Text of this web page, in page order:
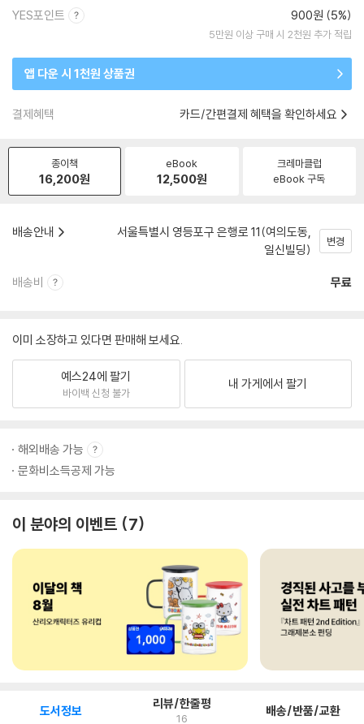
YES포인트 900원 (5%)
5만원 이상 구매 시 2천원 추가 적립
앱 다운 시 1천원 상품권
결제혜택 카드/간편결제 혜택을 확인하세요
종이책
16,200원
eBook
12,500원
크레마클럽
eBook 구독
배송안내
서울특별시 영등포구 은행로 11(여의도동,
일신빌딩)
변경
배송비 무료
이미 소장하고 있다면 판매해 보세요.
예스24에 팔기
바이백 신청 불가
내 가게에서 팔기
해외배송 가능
문화비소득공제 가능
이 분야의 이벤트 7
도서정보 리뷰/한줄평
16 배송/반품/교환